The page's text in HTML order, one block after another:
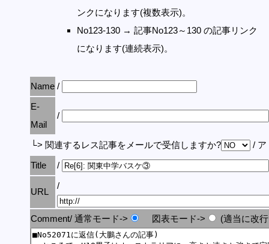
ンクになります(複数表示)。
No123-130 → 記事No123～130 の記事リンク
になります(連続表示)。
Name /
E-
Mail
/
└> 関連するレス記事をメールで受信しますか?
/ ア
Title
/
URL
/
Comment/ 通常モード-> 図表モード-> (適当に改